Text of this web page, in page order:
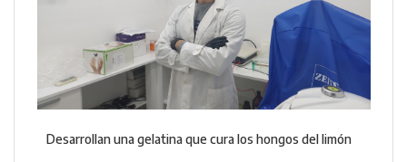
Desarrollan una gelatina que cura los hongos del limón